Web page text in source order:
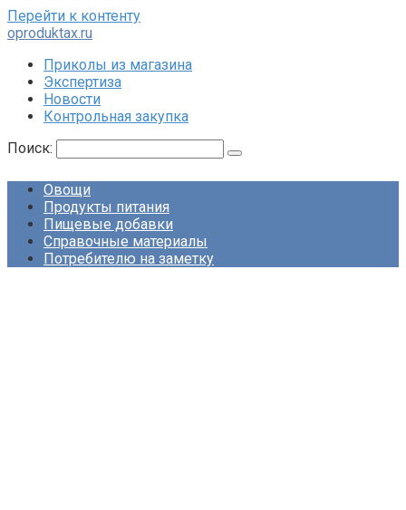
Перейти к контенту
oproduktax.ru
Приколы из магазина
Экспертиза
Новости
Контрольная закупка
Поиск:
Овощи
Продукты питания
Пищевые добавки
Справочные материалы
Потребителю на заметку